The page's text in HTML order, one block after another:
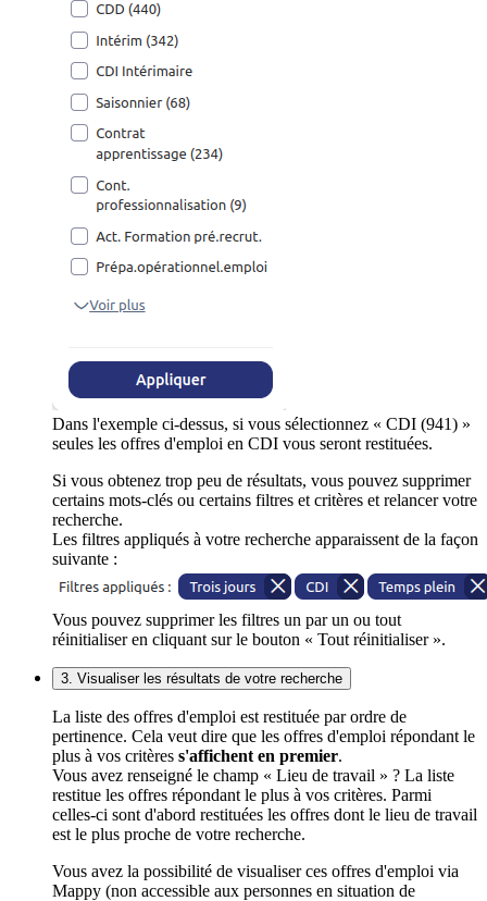
Dans l'exemple ci-dessus, si vous sélectionnez « CDI (941) »
seules les offres d'emploi en CDI vous seront restituées.
Si vous obtenez trop peu de résultats, vous pouvez supprimer
certains mots-clés ou certains filtres et critères et relancer votre
recherche.
Les filtres appliqués à votre recherche apparaissent de la façon
suivante :
Vous pouvez supprimer les filtres un par un ou tout
réinitialiser en cliquant sur le bouton « Tout réinitialiser ».
3. Visualiser les résultats de votre recherche
La liste des offres d'emploi est restituée par ordre de
pertinence. Cela veut dire que les offres d'emploi répondant le
plus à vos critères s'affichent en premier.
Vous avez renseigné le champ « Lieu de travail » ? La liste
restitue les offres répondant le plus à vos critères. Parmi
celles-ci sont d'abord restituées les offres dont le lieu de travail
est le plus proche de votre recherche.
Vous avez la possibilité de visualiser ces offres d'emploi via
Mappy (non accessible aux personnes en situation de